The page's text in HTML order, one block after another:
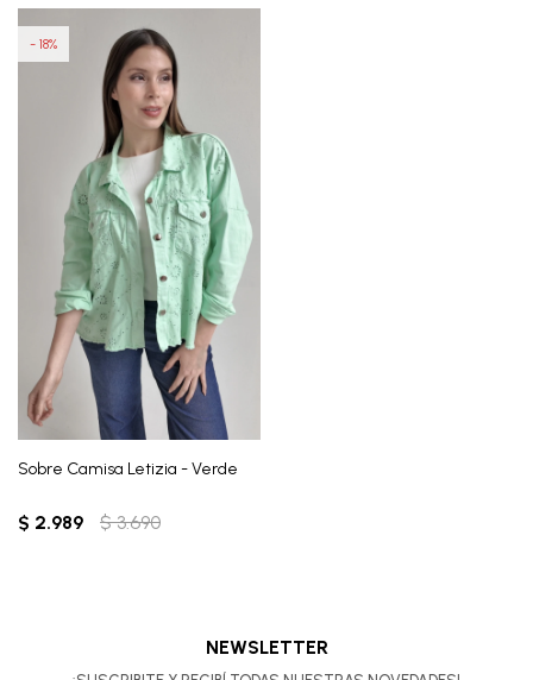
Sobre Camisa Letizia - Verde
$ 2.989 $ 3.690
18
NEWSLETTER